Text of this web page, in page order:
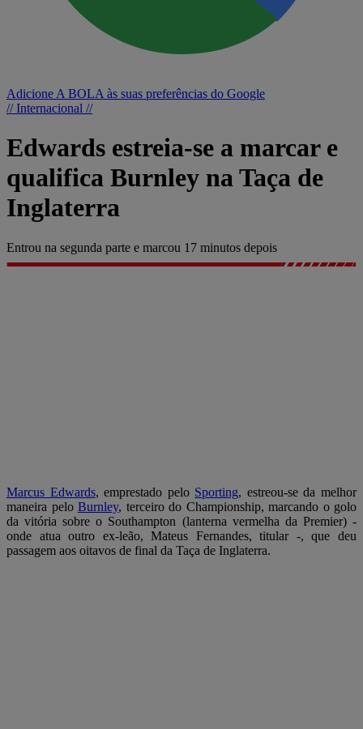
Adicione A BOLA às suas preferências do Google
// Internacional //
Edwards estreia-se a marcar e
qualifica Burnley na Taça de
Inglaterra
Entrou na segunda parte e marcou 17 minutos depois
Marcus Edwards, emprestado pelo Sporting, estreou-se da melhor
maneira pelo Burnley, terceiro do Championship, marcando o golo
da vitória sobre o Southampton (lanterna vermelha da Premier) -
onde atua outro ex-leão, Mateus Fernandes, titular -, que deu
passagem aos oitavos de final da Taça de Inglaterra.